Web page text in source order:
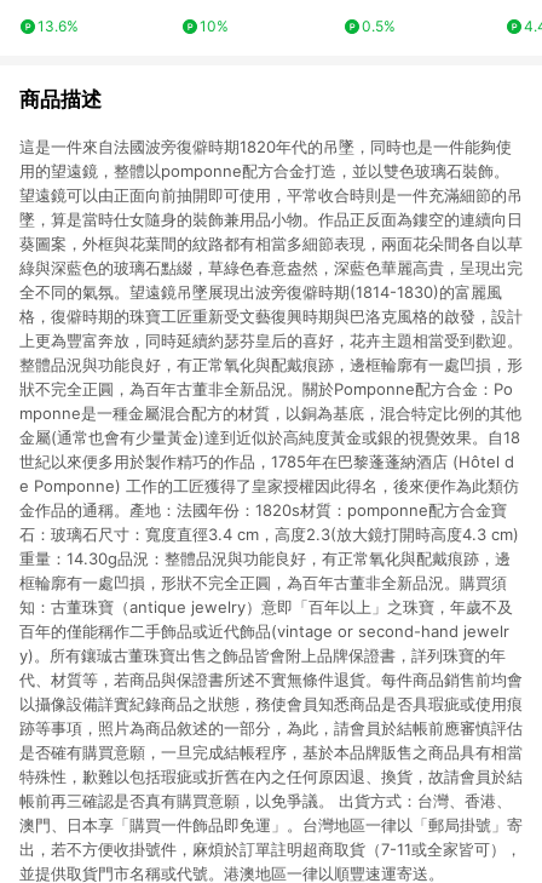
織長裙 修身孕婦長裙
13.6%
10%
0.5%
物
商品描述
這是一件來自法國波旁復僻時期1820年代的吊墜，同時也是一件能夠使
用的望遠鏡，整體以pomponne配方合金打造，並以雙色玻璃石裝飾。
望遠鏡可以由正面向前抽開即可使用，平常收合時則是一件充滿細節的吊
墜，算是當時仕女隨身的裝飾兼用品小物。作品正反面為鏤空的連續向日
葵圖案，外框與花葉間的紋路都有相當多細節表現，兩面花朵間各自以草
綠與深藍色的玻璃石點綴，草綠色春意盎然，深藍色華麗高貴，呈現出完
全不同的氣氛。望遠鏡吊墜展現出波旁復僻時期(1814-1830)的富麗風
格，復僻時期的珠寶工匠重新受文藝復興時期與巴洛克風格的啟發，設計
上更為豐富奔放，同時延續約瑟芬皇后的喜好，花卉主題相當受到歡迎。
整體品況與功能良好，有正常氧化與配戴痕跡，邊框輪廓有一處凹損，形
狀不完全正圓，為百年古董非全新品況。關於Pomponne配方合金：Po
mponne是一種金屬混合配方的材質，以銅為基底，混合特定比例的其他
金屬(通常也會有少量黃金)達到近似於高純度黃金或銀的視覺效果。自18
世紀以來便多用於製作精巧的作品，1785年在巴黎蓬蓬納酒店 (Hôtel d
e Pomponne) 工作的工匠獲得了皇家授權因此得名，後來便作為此類仿
金作品的通稱。產地：法國年份：1820s材質：pomponne配方合金寶
石：玻璃石尺寸：寬度直徑3.4 cm，高度2.3(放大鏡打開時高度4.3 cm)
重量：14.30g品況：整體品況與功能良好，有正常氧化與配戴痕跡，邊
框輪廓有一處凹損，形狀不完全正圓，為百年古董非全新品況。購買須
知：古董珠寶（antique jewelry）意即「百年以上」之珠寶，年歲不及
百年的僅能稱作二手飾品或近代飾品(vintage or second-hand jewelr
y)。所有鑲珹古董珠寶出售之飾品皆會附上品牌保證書，詳列珠寶的年
代、材質等，若商品與保證書所述不實無條件退貨。每件商品銷售前均會
以攝像設備詳實紀錄商品之狀態，務使會員知悉商品是否具瑕疵或使用痕
跡等事項，照片為商品敘述的一部分，為此，請會員於結帳前應審慎評估
是否確有購買意願，一旦完成結帳程序，基於本品牌販售之商品具有相當
特殊性，歉難以包括瑕疵或折舊在內之任何原因退、換貨，故請會員於結
帳前再三確認是否真有購買意願，以免爭議。 出貨方式：台灣、香港、
澳門、日本享「購買一件飾品即免運」。台灣地區一律以「郵局掛號」寄
出，若不方便收掛號件，麻煩於訂單註明超商取貨（7-11或全家皆可），
並提供取貨門市名稱或代號。港澳地區一律以順豐速運寄送。